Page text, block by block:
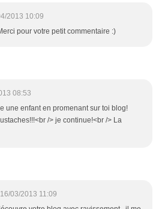
2013 10:09
pour votre petit commentaire :)
08:53
une enfant en promenant sur toi blog!
/> je continue!<br /> La
16/03/2013 11:09